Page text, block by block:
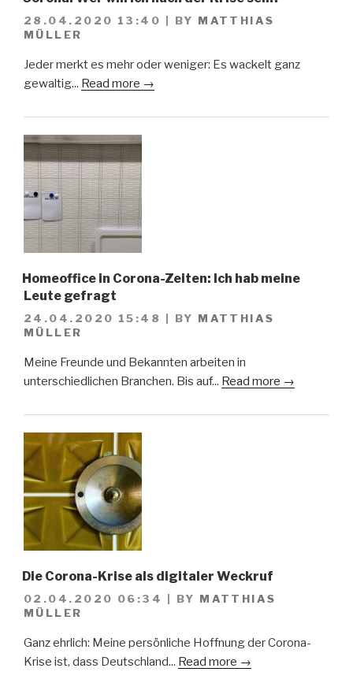
28.04.2020 13:40 BY MATTHIAS
MÜLLER
Jeder merkt es mehr oder weniger: Es wackelt ganz
gewaltig... Read more →
Homeoffice in Corona-Zeiten: Ich hab meine
Leute gefragt
24.04.2020 15:48 BY MATTHIAS
MÜLLER
Meine Freunde und Bekannten arbeiten in
unterschiedlichen Branchen. Bis auf... Read more →
Die Corona-Krise als digitaler Weckruf
02.04.2020 06:34 BY MATTHIAS
MÜLLER
Ganz ehrlich: Meine persönliche Hoffnung der Corona-
Krise ist, dass Deutschland... Read more →